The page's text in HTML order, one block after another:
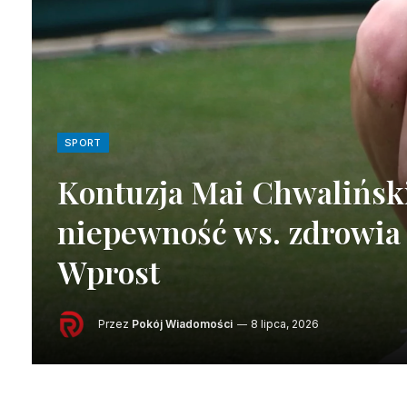
SPORT
Kontuzja Mai
niepewność ws.
Wprost
Przez Pokój Wiadomości 8 lipca, 2026